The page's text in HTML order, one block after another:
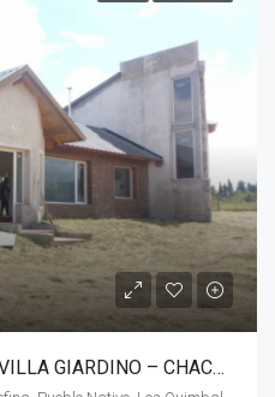
CASA 2 DORMITORIOS – VILLA GIARDINO – CHACRAS DE LA JOSEFINA